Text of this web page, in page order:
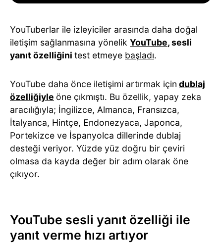
YouTuberlar ile izleyiciler arasında daha doğal
iletişim sağlanmasına yönelik YouTube, sesli
yanıt özelliğini test etmeye başladı.
YouTube daha önce iletişimi artırmak için dublaj
özelliğiyle öne çıkmıştı. Bu özellik, yapay zeka
aracılığıyla; İngilizce, Almanca, Fransızca,
İtalyanca, Hintçe, Endonezyaca, Japonca,
Portekizce ve İspanyolca dillerinde dublaj
desteği veriyor. Yüzde yüz doğru bir çeviri
olmasa da kayda değer bir adım olarak öne
çıkıyor.
YouTube sesli yanıt özelliği ile
yanıt verme hızı artıyor